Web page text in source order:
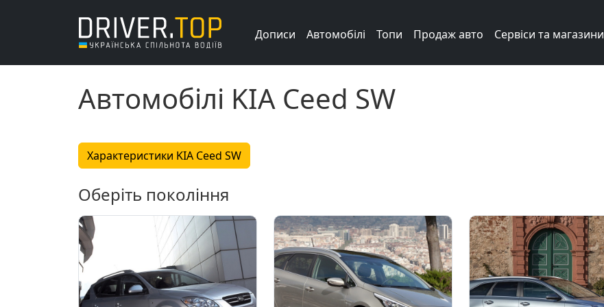
Дописи Автомобілі Топи Продаж авто Сервіси та магазини
Автомобілі KIA Ceed SW
Характеристики KIA Ceed SW
Оберіть покоління